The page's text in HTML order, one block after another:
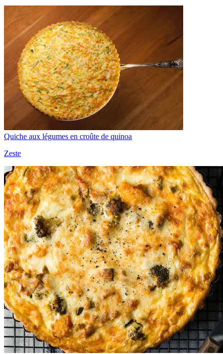
Quiche aux légumes en croûte de quinoa
Zeste